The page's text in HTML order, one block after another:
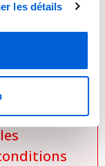
les détails
les
Aucun
le coût